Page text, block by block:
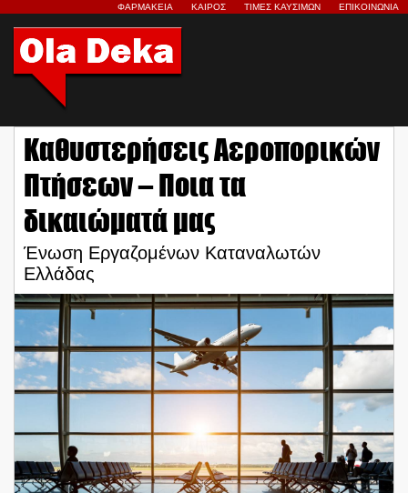
ΦΑΡΜΑΚΕΙΑ ΚΑΙΡΟΣ ΤΙΜΕΣ ΚΑΥΣΙΜΩΝ ΕΠΙΚΟΙΝΩΝΙΑ
Καθυστερήσεις Αεροπορικών
Πτήσεων – Ποια τα
δικαιώματά μας
Ένωση Εργαζομένων Καταναλωτών
Ελλάδας